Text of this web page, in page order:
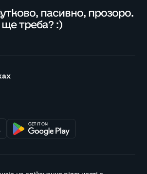
пасивно, прозоро.
треба? :)